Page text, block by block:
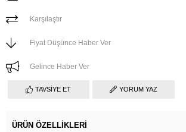
Karşılaştır
Fiyat Düşünce Haber Ver
Gelince Haber Ver
TAVSIYE ET YORUM YAZ
ÜRÜN ÖZELLIKLERI